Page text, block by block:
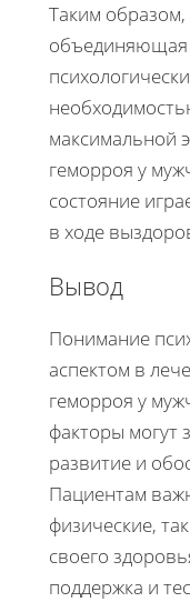
Таким
объединяющая
максимальной
геморроя у
состояние
в ходе
Вывод
Понимание
аспектом в
геморроя у
факторы могут
развитие и
Пациентам
физические,
своего
поддержка и